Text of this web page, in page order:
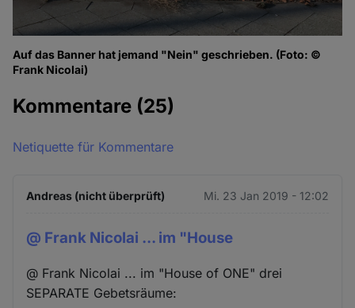
Auf das Banner hat jemand "Nein" geschrieben. (Foto: ©
Frank Nicolai)
Kommentare (25)
Netiquette für Kommentare
Andreas (nicht überprüft) Mi. 23 Jan 2019 - 12:02
@ Frank Nicolai ... im "House
@ Frank Nicolai ... im "House of ONE" drei
SEPARATE Gebetsräume: